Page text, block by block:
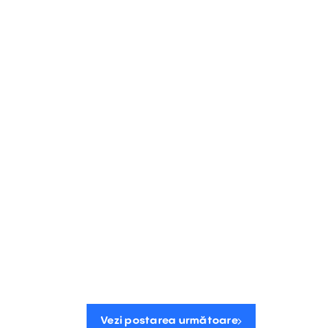
Vezi postarea următoare